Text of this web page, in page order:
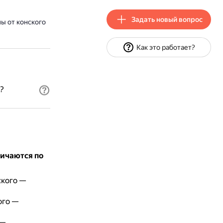
от конского
по
—
—
Задать новый вопрос
Как это работает?